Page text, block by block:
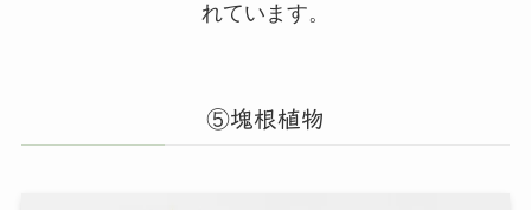
れています。
⑤塊根植物